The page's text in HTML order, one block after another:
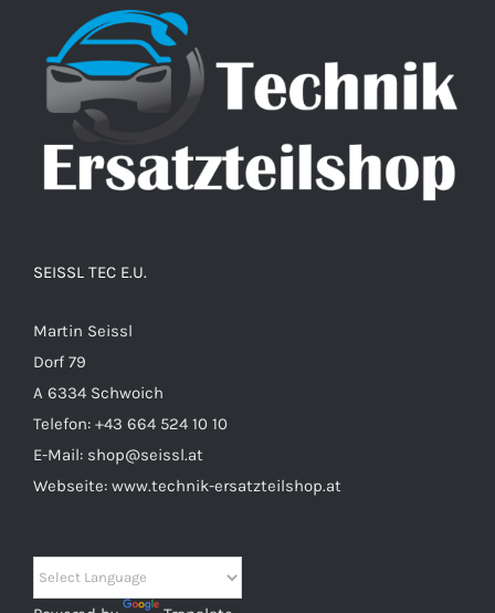
SEISSL TEC E.U.
Martin Seissl
Dorf 79
A 6334 Schwoich
Telefon: +43 664 524 10 10
E-Mail: shop@seissl.at
Webseite: www.technik-ersatzteilshop.at